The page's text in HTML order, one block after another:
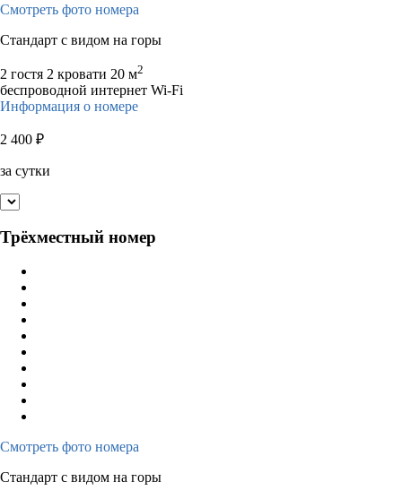
Смотреть фото номера
Стандарт с видом на горы
2 гостя 2 кровати 20 м2
беспроводной интернет Wi-Fi
Информация о номере
2 400 ₽
за сутки
Трёхместный номер
Смотреть фото номера
Стандарт с видом на горы